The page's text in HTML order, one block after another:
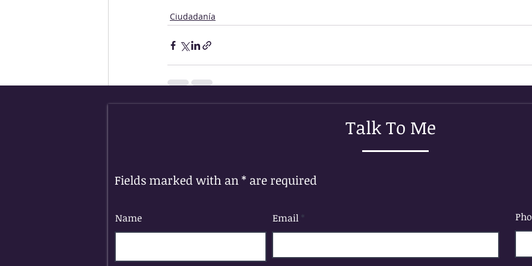
Ciudadanía
Talk To Me
Fields marked with an * are required
Name Email